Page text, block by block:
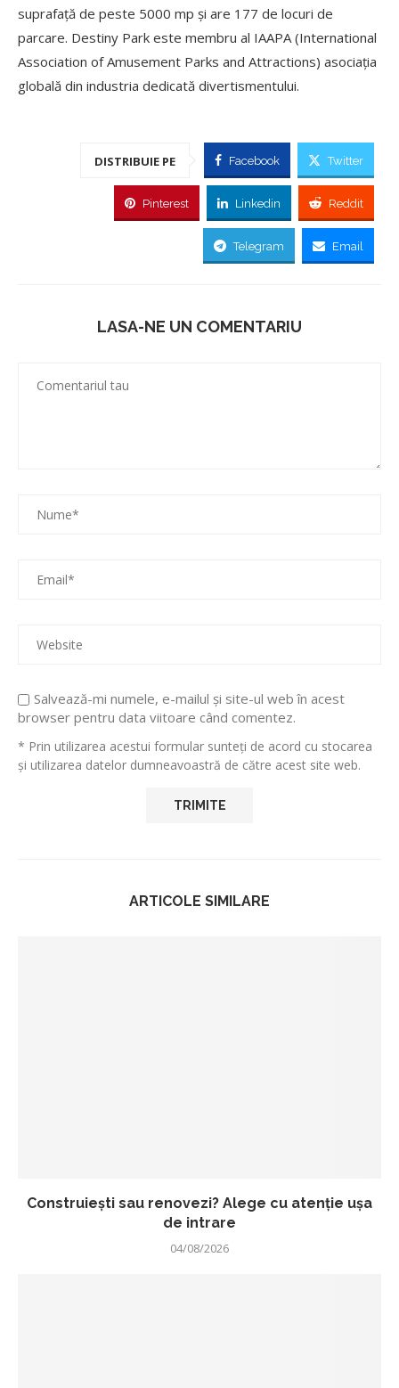
suprafață de peste 5000 mp și are 177 de locuri de
parcare. Destiny Park este membru al IAAPA (International
Association of Amusement Parks and Attractions) asociația
globală din industria dedicată divertismentului.
DISTRIBUIE PE Facebook Twitter
Pinterest Linkedin Reddit
Telegram Email
LASA-NE UN COMENTARIU
Salvează-mi numele, e-mailul și site-ul web în acest
browser pentru data viitoare când comentez.
* Prin utilizarea acestui formular sunteți de acord cu stocarea
și utilizarea datelor dumneavoastră de către acest site web.
ARTICOLE SIMILARE
Construiești sau renovezi? Alege cu atenție ușa
de intrare
04/08/2026